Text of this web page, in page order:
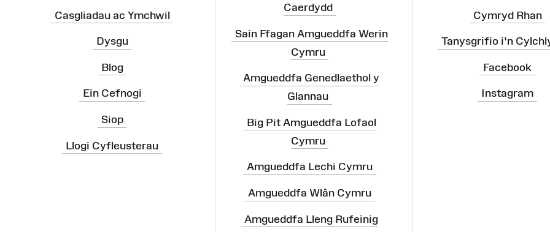
Casgliadau ac Ymchwil
Dysgu
Blog
Ein Cefnogi
Siop
Llogi Cyfleusterau
Caerdydd
Sain Ffagan Amgueddfa Werin
Cymru
Amgueddfa Genedlaethol y
Glannau
Big Pit Amgueddfa Lofaol
Cymru
Amgueddfa Lechi Cymru
Amgueddfa Wlân Cymru
Amgueddfa Lleng Rufeinig
Cymryd Rhan
Tanysgrifio i'n
Facebook
Instagram